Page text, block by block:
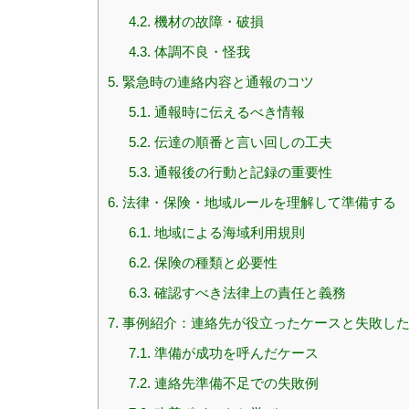
4.2. 機材の故障・破損
4.3. 体調不良・怪我
5. 緊急時の連絡内容と通報のコツ
5.1. 通報時に伝えるべき情報
5.2. 伝達の順番と言い回しの工夫
5.3. 通報後の行動と記録の重要性
6. 法律・保険・地域ルールを理解して準備する
6.1. 地域による海域利用規則
6.2. 保険の種類と必要性
6.3. 確認すべき法律上の責任と義務
7. 事例紹介：連絡先が役立ったケースと失敗し
7.1. 準備が成功を呼んだケース
7.2. 連絡先準備不足での失敗例